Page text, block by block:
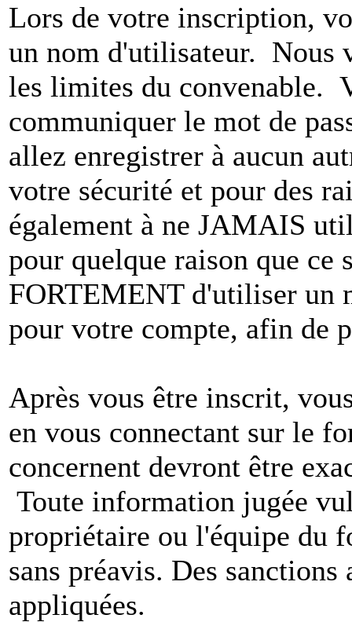
Lors de votre inscription,
un nom d'utilisateur. Nous
les limites du convenable.
communiquer le mot de
allez enregistrer à aucun
votre sécurité et pour des
également à ne JAMAIS
pour quelque raison que
FORTEMENT d'utiliser un
pour votre compte, afin de
Après vous être inscrit,
en vous connectant sur le
concernent devront être
Toute information jugée
propriétaire ou l'équipe du
sans préavis. Des
appliquées.